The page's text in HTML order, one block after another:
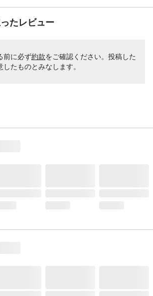
たレビュー
前に必ず約款をご確認ください。投稿した
たものとみなします。